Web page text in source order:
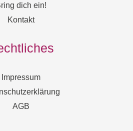
dich ein!
Kontakt
Impressum
AGB